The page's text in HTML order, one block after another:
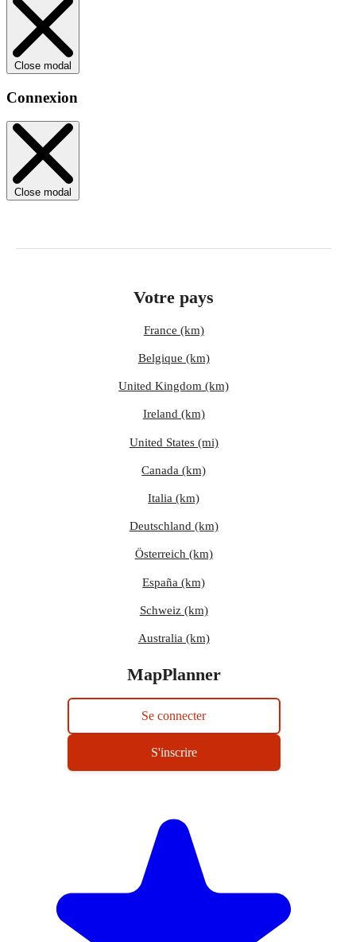
Close modal
Connexion
Close modal
Votre pays
France (km)
Belgique (km)
United Kingdom (km)
Ireland (km)
United States (mi)
Canada (km)
Italia (km)
Deutschland (km)
Österreich (km)
España (km)
Schweiz (km)
Australia (km)
MapPlanner
Se connecter
S'inscrire